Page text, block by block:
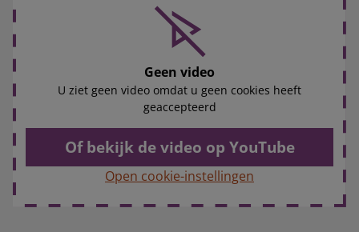
Geen video
U ziet geen video omdat u geen cookies heeft
geaccepteerd
Of bekijk de video op YouTube
Open cookie-instellingen